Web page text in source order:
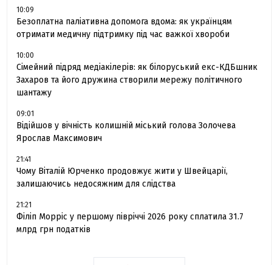
10:09
Безоплатна паліативна допомога вдома: як українцям
отримати медичну підтримку під час важкої хвороби
10:00
Сімейний підряд медіакілерів: як білоруський екс-КДБшник
Захаров та його дружина створили мережу політичного
шантажу
09:01
Відійшов у вічність колишній міський голова Золочева
Ярослав Максимович
21:41
Чому Віталій Юрченко продовжує жити у Швейцарії,
залишаючись недосяжним для слідства
21:21
Філіп Морріс у першому півріччі 2026 року сплатила 31.7
млрд грн податків